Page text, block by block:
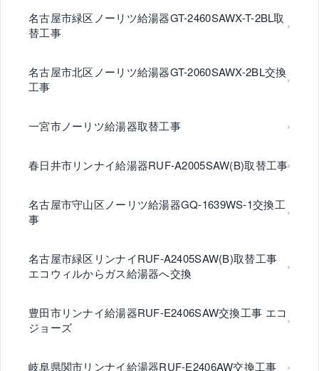
名古屋市緑区ノーリツ給湯器GT-2460SAWX-T-2BL取
替工事
名古屋市北区ノーリツ給湯器GT-2060SAWX-2BL交換
工事
一宮市ノーリツ給湯器取替工事
春日井市リンナイ給湯器RUF-A2005SAW(B)取替工事
名古屋市守山区ノーリツ給湯器GQ-1639WS-1交換工
事
名古屋市緑区リンナイRUF-A2405SAW(B)取替工事
エコウィルからガス給湯器へ交換
豊田市リンナイ給湯器RUF-E2406SAW交換工事 エコ
ジョーズ
岐阜県関市リンナイ給湯器RUF-E2406AW交換工事